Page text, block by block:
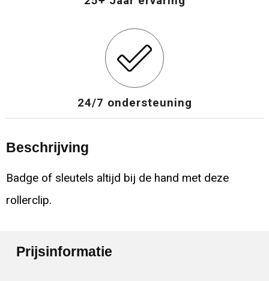
24/7 ondersteuning
Beschrijving
Badge of sleutels altijd bij de hand met deze
rollerclip.
Prijsinformatie